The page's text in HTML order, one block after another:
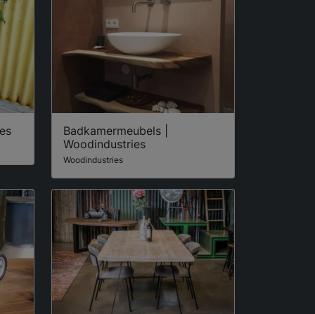
Badkamermeubels |
Woodindustries
Woodindustries